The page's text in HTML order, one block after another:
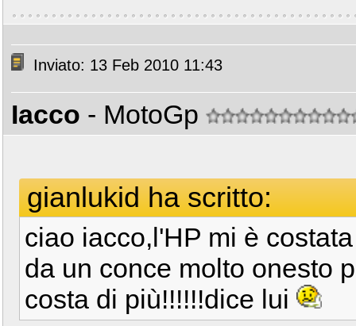
Inviato: 13 Feb 2010 11:43
Iacco - MotoGp
gianlukid ha scritto:
ciao iacco,l'HP mi è
da un conce molto onesto
costa di più!!!!!!dice lui